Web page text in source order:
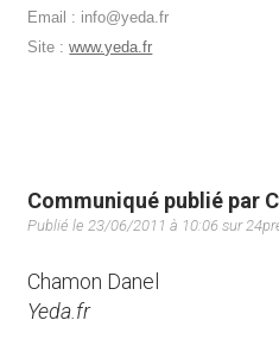
Email : info@yeda.fr
Site :www.yeda.fr
Communiqué publié par
Publié le 23/06/2011 à 10:06 sur
Chamon Danel
Yeda.fr